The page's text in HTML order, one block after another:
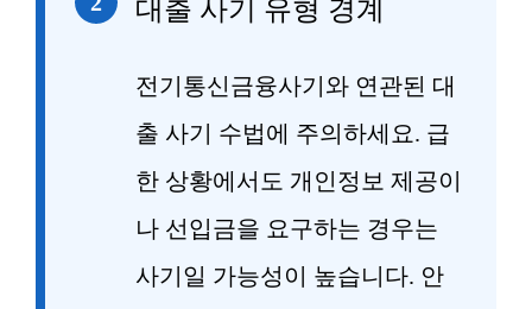
대출 사기 유형 경계
전기통신금융사기와 연관된 대
출 사기 수법에 주의하세요. 급
한 상황에서도 개인정보 제공이
나 선입금을 요구하는 경우는
사기일 가능성이 높습니다. 안